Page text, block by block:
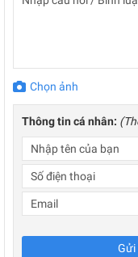
Chọn ảnh
Thông tin cá nhân:
Gửi